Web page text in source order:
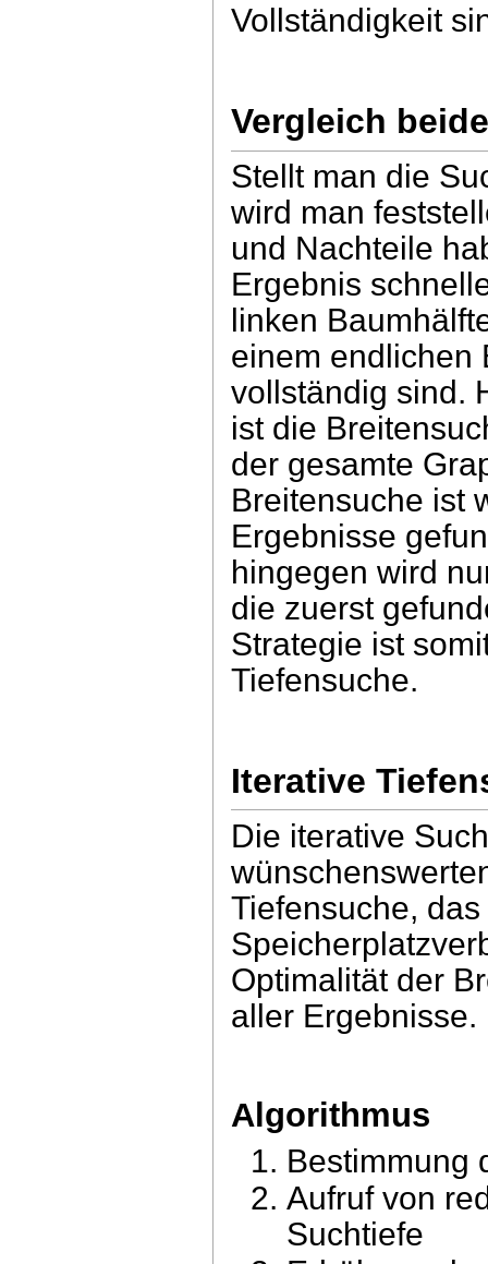
Vollständigkeit
Vergleich
Stellt man die
wird man
und Nachteile
Ergebnis
linken
einem endlichen
vollständig sind.
ist die
der gesamte
Breitensuche ist
Ergebnisse
hingegen wird
die zuerst
Strategie ist
Tiefensuche.
Iterative
Die iterative
Tiefensuche,
Optimalität der
aller Ergebnisse.
Algorithmus
Bestimmung
Aufruf von
Suchtiefe